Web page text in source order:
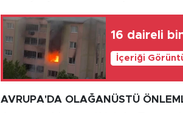
16 daireli
İçeriği
AVRUPA'DA OLAĞANÜSTÜ